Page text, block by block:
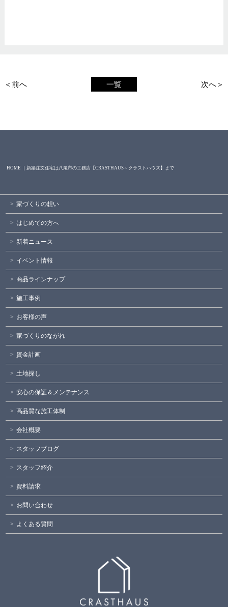
一覧
＜前へ 次へ＞
HOME ｜新築注文住宅は八尾市の工務店【CRASTHAUS～クラストハウズ】まで
家づくりの想い
はじめての方へ
新着ニュース
イベント情報
商品ラインナップ
施工事例
お客様の声
家づくりのながれ
資金計画
土地探し
安心の保証＆メンテナンス
高品質な施工体制
会社概要
スタッフブログ
スタッフ紹介
資料請求
お問い合わせ
よくある質問